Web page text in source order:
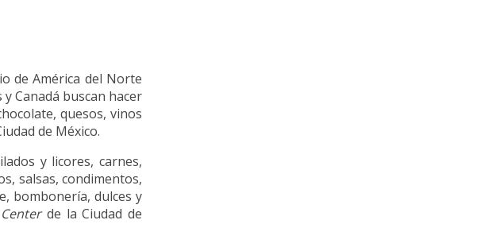
de América del Norte
Canadá buscan hacer
quesos, vinos
de México.
y licores, carnes,
salsas, condimentos,
bombonería, dulces y
de la Ciudad de